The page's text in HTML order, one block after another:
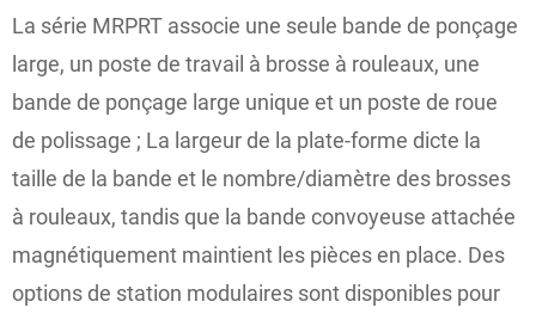
La série MRPRT associe une seule bande de ponçage
large, un poste de travail à brosse à rouleaux, une
bande de ponçage large unique et un poste de roue
de polissage ; La largeur de la plate-forme dicte la
taille de la bande et le nombre/diamètre des brosses
à rouleaux, tandis que la bande convoyeuse attachée
magnétiquement maintient les pièces en place. Des
options de station modulaires sont disponibles pour